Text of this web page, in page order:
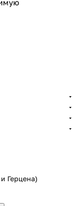
Герцена)